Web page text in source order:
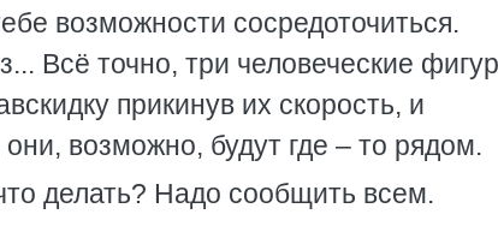
возможности сосредоточиться.
Всё точно, три человеческие
прикинув их скорость, и
возможно, будут где – то рядом.
делать? Надо сообщить всем.